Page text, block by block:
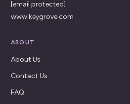
[email protected]
www.keygrove.com
ABOUT
About Us
Contact Us
FAQ